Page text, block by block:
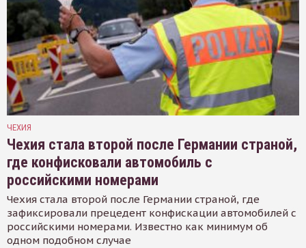
ЧЕХИЯ
Чехия стала второй после Германии страной,
где конфисковали автомобиль с
российскими номерами
Чехия стала второй после Германии страной, где
зафиксировали прецедент конфискации автомобилей с
российскими номерами. Известно как минимум об
одном подобном случае